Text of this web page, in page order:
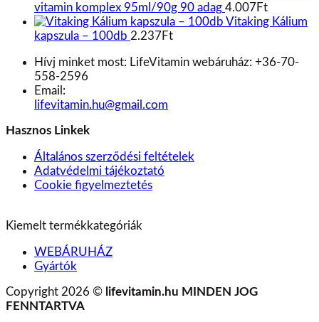
vitamin komplex 95ml/90g 90 adag 4.007 Ft
Vitaking Kálium
kapszula – 100db 2.237 Ft
Hívj minket most: LifeVitamin webáruház: +36-70-
558-2596
Email:
lifevitamin.hu@gmail.com
Hasznos Linkek
Általános szerződési feltételek
Adatvédelmi tájékoztató
Cookie figyelmeztetés
Kiemelt termékkategóriák
WEBÁRUHÁZ
Gyártók
Copyright 2026 © lifevitamin.hu MINDEN JOG
FENNTARTVA